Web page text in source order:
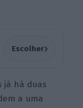
Escolher›
já há duas
a uma